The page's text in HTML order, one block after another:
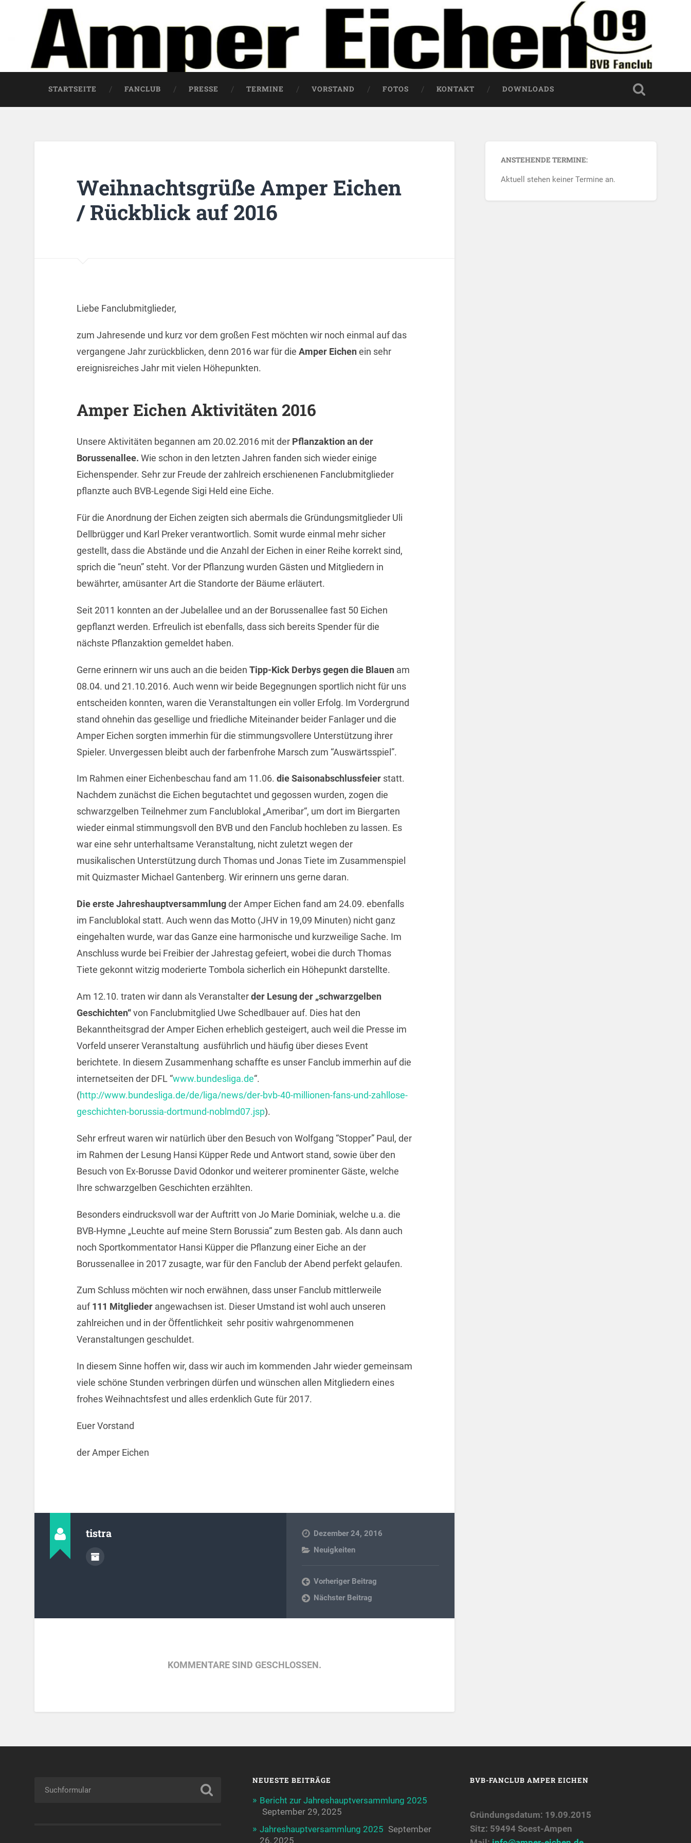
STARTSEITE FANCLUB PRESSE TERMINE VORSTAND FOTOS KONTAKT DOWNLOADS
Weihnachtsgrüße Amper Eichen
/ Rückblick auf 2016
Liebe Fanclubmitglieder,
zum Jahresende und kurz vor dem großen Fest möchten wir noch einmal auf das
vergangene Jahr zurückblicken, denn 2016 war für die Amper Eichenein sehr
ereignisreiches Jahr mit vielen Höhepunkten.
Amper Eichen Aktivitäten 2016
Unsere Aktivitäten begannen am 20.02.2016 mit der Pflanzaktion an der
Borussenallee. Wie schon in den letzten Jahren fanden sich wieder einige
Eichenspender. Sehr zur Freude der zahlreich erschienenen Fanclubmitglieder
pflanzte auch BVB-Legende Sigi Held eine Eiche.
Für die Anordnung der Eichen zeigten sich abermals die Gründungsmitglieder Uli
Dellbrügger und Karl Preker verantwortlich. Somit wurde einmal mehr sicher
gestellt, dass die Abstände und die Anzahl der Eichen in einer Reihe korrekt sind,
sprich die “neun” steht. Vor der Pflanzung wurden Gästen und Mitgliedern in
bewährter, amüsanter Art die Standorte der Bäume erläutert.
Seit 2011 konnten an der Jubelallee und an der Borussenallee fast 50 Eichen
gepflanzt werden. Erfreulich ist ebenfalls, dass sich bereits Spender für die
nächste Pflanzaktion gemeldet haben.
Gerne erinnern wir uns auch an die beiden Tipp-Kick Derbys gegen die Blauenam
08.04. und 21.10.2016. Auch wenn wir beide Begegnungen sportlich nicht für uns
entscheiden konnten, waren die Veranstaltungen ein voller Erfolg. Im Vordergrund
stand ohnehin das gesellige und friedliche Miteinander beider Fanlager und die
Amper Eichen sorgten immerhin für die stimmungsvollere Unterstützung ihrer
Spieler. Unvergessen bleibt auch der farbenfrohe Marsch zum “Auswärtsspiel”.
Im Rahmen einer Eichenbeschau fand am 11.06. die Saisonabschlussfeierstatt.
Nachdem zunächst die Eichen begutachtet und gegossen wurden, zogen die
schwarzgelben Teilnehmer zum Fanclublokal „Ameribar“, um dort im Biergarten
wieder einmal stimmungsvoll den BVB und den Fanclub hochleben zu lassen. Es
war eine sehr unterhaltsame Veranstaltung, nicht zuletzt wegen der
musikalischen Unterstützung durch Thomas und Jonas Tiete im Zusammenspiel
mit Quizmaster Michael Gantenberg. Wir erinnern uns gerne daran.
Die erste Jahreshauptversammlungder Amper Eichen fand am 24.09. ebenfalls
im Fanclublokal statt. Auch wenn das Motto (JHV in 19,09 Minuten) nicht ganz
eingehalten wurde, war das Ganze eine harmonische und kurzweilige Sache. Im
Anschluss wurde bei Freibier der Jahrestag gefeiert, wobei die durch Thomas
Tiete gekonnt witzig moderierte Tombola sicherlich ein Höhepunkt darstellte.
Am 12.10. traten wir dann als Veranstalterder Lesung der „schwarzgelben
Geschichten“von Fanclubmitglied Uwe Schedlbauer auf. Dies hat den
Bekanntheitsgrad der Amper Eichen erheblich gesteigert, auch weil die Presse im
Vorfeld unserer Veranstaltung ausführlich und häufig über dieses Event
berichtete. In diesem Zusammenhang schaffte es unser Fanclub immerhin auf die
internetseiten der DFL “www.bundesliga.de“.
(http://www.bundesliga.de/de/liga/news/der-bvb-40-millionen-fans-und-zahllose-
geschichten-borussia-dortmund-noblmd07.jsp).
Sehr erfreut waren wir natürlich über den Besuch von Wolfgang “Stopper” Paul, der
im Rahmen der Lesung Hansi Küpper Rede und Antwort stand, sowie über den
Besuch von Ex-Borusse David Odonkor und weiterer prominenter Gäste, welche
Ihre schwarzgelben Geschichten erzählten.
Besonders eindrucksvoll war der Auftritt von Jo Marie Dominiak, welche u.a. die
BVB-Hymne „Leuchte auf meine Stern Borussia“ zum Besten gab. Als dann auch
noch Sportkommentator Hansi Küpper die Pflanzung einer Eiche an der
Borussenallee in 2017 zusagte, war für den Fanclub der Abend perfekt gelaufen.
Zum Schluss möchten wir noch erwähnen, dass unser Fanclub mittlerweile
auf111 Mitglieder angewachsen ist. Dieser Umstand ist wohl auch unseren
zahlreichen und in der Öffentlichkeit sehr positiv wahrgenommenen
Veranstaltungen geschuldet.
In diesem Sinne hoffen wir, dass wir auch im kommenden Jahr wieder gemeinsam
viele schöne Stunden verbringen dürfen und wünschen allen Mitgliedern eines
frohes Weihnachtsfest und alles erdenklich Gute für 2017.
Euer Vorstand
der Amper Eichen
tistra
Dezember 24, 2016
Neuigkeiten
Vorheriger Beitrag
Nächster Beitrag
KOMMENTARE SIND GESCHLOSSEN.
ANSTEHENDE TERMINE:
Aktuell stehen keiner Termine an.
NEUESTE BEITRÄGE
Bericht zur Jahreshauptversammlung 2025
September 29, 2025
Jahreshauptversammlung 2025 September
26, 2025
BVB-FANCLUB AMPER EICHEN
Gründungsdatum: 19.09.2015
Sitz: 59494 Soest-Ampen